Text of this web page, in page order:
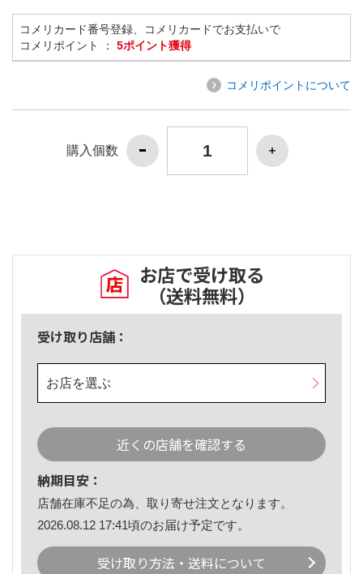
コメリカード番号登録、コメリカードでお支払いで
コメリポイント ： 5ポイント獲得
コメリポイントについて
購入個数
お店で受け取る
（送料無料）
受け取り店舗：
お店を選ぶ
近くの店舗を確認する
納期目安：
店舗在庫不足の為、取り寄せ注文となります。
2026.08.12 17:41頃のお届け予定です。
受け取り方法・送料について